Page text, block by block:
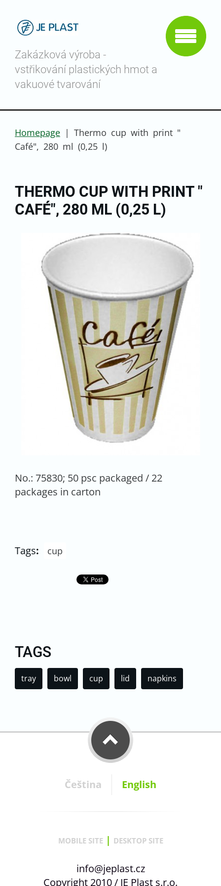
Zakázková výroba -
vstřikování plastických hmot a
vakuové tvarování
Homepage | Thermo cup with print "
Café", 280 ml (0,25 l)
THERMO CUP WITH PRINT "
CAFÉ", 280 ML (0,25 L)
No.: 75830; 50 psc packaged / 22
packages in carton
Tags: cup
TAGS
tray bowl cup lid napkins
Čeština English
MOBILE SITE | DESKTOP SITE
info@jeplast.cz
Copyright 2010 / JE Plast s.r.o.